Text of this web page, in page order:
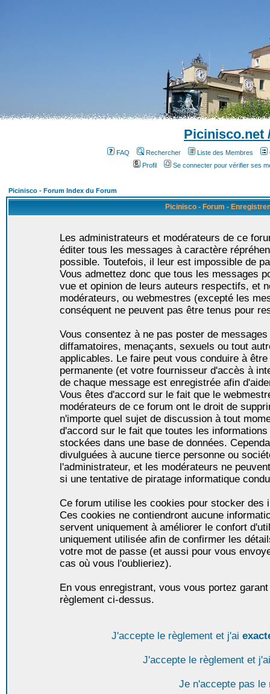
Picinisco.net
FAQ Rechercher Liste des Membres
Profil
Se connecter pour vérifier ses
Picinisco - Forum Index du Forum
Picinisco - Forum -
Les administrateurs et modérateurs de ce
éditer tous les messages à caractère
possible. Toutefois, il leur est impossible de
Vous admettez donc que tous les messages
vue et opinion de leurs auteurs respectifs, et
modérateurs, ou webmestres (excepté les
conséquent ne peuvent pas être tenus pour
Vous consentez à ne pas poster de
diffamatoires, menaçants, sexuels ou tout
applicables. Le faire peut vous conduire à
permanente (et votre fournisseur d'accès à
de chaque message est enregistrée afin
Vous êtes d'accord sur le fait que le
modérateurs de ce forum ont le droit de
n'importe quel sujet de discussion à tout
d'accord sur le fait que toutes les
stockées dans une base de données.
divulguées à aucune tierce personne ou
l'administrateur, et les modérateurs ne
si une tentative de piratage informatique
Ce forum utilise les cookies pour stocker des
Ces cookies ne contiendront aucune
servent uniquement à améliorer le confort
uniquement utilisée afin de confirmer les
votre mot de passe (et aussi pour vous
cas où vous l'oublieriez).
En vous enregistrant, vous vous portez
règlement ci-dessus.
J'accepte le règlement et j'ai
J'accepte le règlement et
Je n'accepte pas le